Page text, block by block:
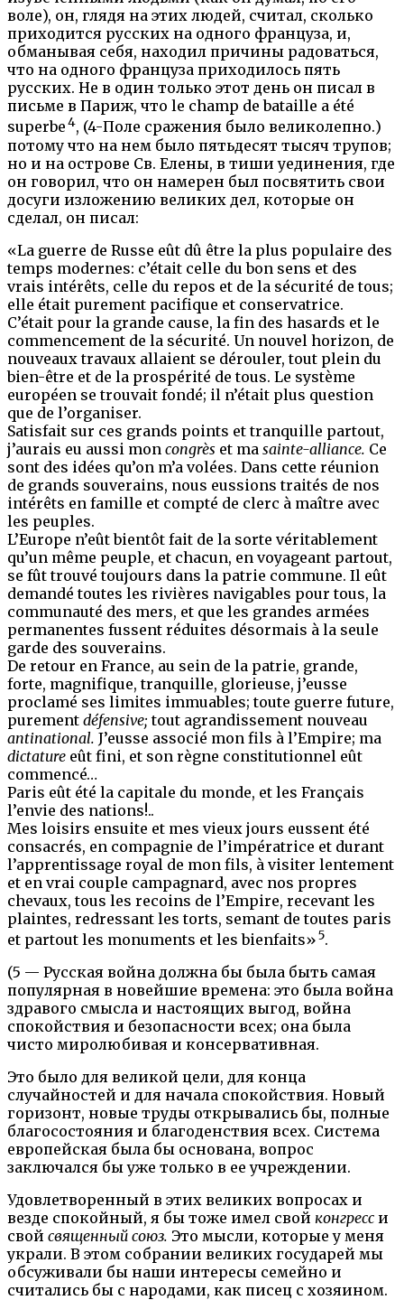
воле), он, глядя на этих людей, считал, сколько
приходится русских на одного француза, и,
обманывая себя, находил причины радоваться,
что на одного француза приходилось пять
русских. Не в один только этот день он писал в
письме в Париж, что le champ de bataille a été
superbe4, (4-Поле сражения было великолепно.)
потому что на нем было пятьдесят тысяч трупов;
но и на острове Св. Елены, в тиши уединения, где
он говорил, что он намерен был посвятить свои
досуги изложению великих дел, которые он
сделал, он писал:
«La guerre de Russe eût dû être la plus populaire des
temps modernes: c’était celle du bon sens et des
vrais intérêts, celle du repos et de la sécurité de tous;
elle était purement pacifique et conservatrice.
C’était pour la grande cause, la fin des hasards et le
commencement de la sécurité. Un nouvel horizon, de
nouveaux travaux allaient se dérouler, tout plein du
bien-être et de la prospérité de tous. Le système
européen se trouvait fondé; il n’était plus question
que de l’organiser.
Satisfait sur ces grands points et tranquille partout,
j’aurais eu aussi mon congrès et ma sainte-alliance. Ce
sont des idées qu’on m’a volées. Dans cette réunion
de grands souverains, nous eussions traités de nos
intérêts en famille et compté de clerc à maître avec
les peuples.
L’Europe n’eût bientôt fait de la sorte véritablement
qu’un même peuple, et chacun, en voyageant partout,
se fût trouvé toujours dans la patrie commune. Il eût
demandé toutes les rivières navigables pour tous, la
communauté des mers, et que les grandes armées
permanentes fussent réduites désormais à la seule
garde des souverains.
De retour en France, au sein de la patrie, grande,
forte, magnifique, tranquille, glorieuse, j’eusse
proclamé ses limites immuables; toute guerre future,
purement défensive; tout agrandissement nouveau
antinational. J’eusse associé mon fils à l’Empire; ma
dictature eût fini, et son règne constitutionnel eût
commencé…
Paris eût été la capitale du monde, et les Français
l’envie des nations!..
Mes loisirs ensuite et mes vieux jours eussent été
consacrés, en compagnie de l’impératrice et durant
l’apprentissage royal de mon fils, à visiter lentement
et en vrai couple campagnard, avec nos propres
chevaux, tous les recoins de l’Empire, recevant les
plaintes, redressant les torts, semant de toutes paris
et partout les monuments et les bienfaits»5.
(5 — Русская война должна бы была быть самая
популярная в новейшие времена: это была война
здравого смысла и настоящих выгод, война
спокойствия и безопасности всех; она была
чисто миролюбивая и консервативная.
Это было для великой цели, для конца
случайностей и для начала спокойствия. Новый
горизонт, новые труды открывались бы, полные
благосостояния и благоденствия всех. Система
европейская была бы основана, вопрос
заключался бы уже только в ее учреждении.
Удовлетворенный в этих великих вопросах и
везде спокойный, я бы тоже имел свой конгресс и
свой священный союз. Это мысли, которые у меня
украли. В этом собрании великих государей мы
обсуживали бы наши интересы семейно и
считались бы с народами, как писец с хозяином.